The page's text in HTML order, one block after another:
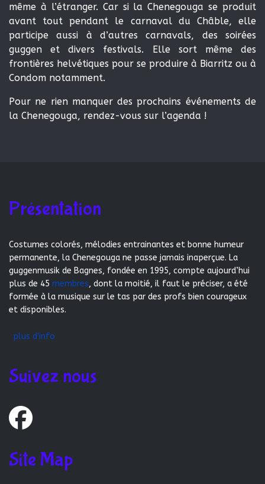
même à l’étranger. Car si la Chenegouga se produit
avant tout pendant le carnaval du Châble, elle
participe aussi à d’autres carnavals, des soirées
guggen et divers festivals. Elle sort même des
frontières helvétiques pour se produire à Biarritz ou à
Condom notamment.
Pour ne rien manquer des prochains événements de
la Chenegouga, rendez-vous sur l’agenda !
Présentation
Costumes colorés, mélodies entrainantes et bonne humeur
permanente, la Chenegouga ne passe jamais inaperçue. La
guggenmusik de Bagnes, fondée en 1995, compte aujourd’hui
plus de 45 membres, dont la moitié, il faut le préciser, a été
formée à la musique sur le tas par des profs bien courageux
et disponibles.
plus d'info
Suivez nous
Site Map